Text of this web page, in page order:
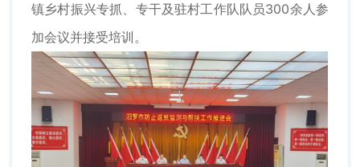
镇乡村振兴专抓、专干及驻村工作队队员300余人参
加会议并接受培训。